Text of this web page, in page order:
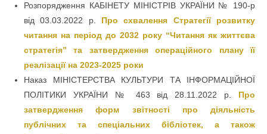
Розпорядження КАБІНЕТУ МІНІСТРІВ УКРАЇНИ № 190-р
від 03.03.2022 р. Про схвалення Стратегії розвитку
читання на період до 2032 року “Читання як життєва
стратегія” та затвердження операційного плану її
реалізації на 2023-2025 роки
Наказ МІНІСТЕРСТВА КУЛЬТУРИ ТА ІНФОРМАЦІЙНОЇ
ПОЛІТИКИ УКРАЇНИ № 463 від 28.11.2022 р. Про
затвердження форм звітності про діяльність
публічних та спеціальних бібліотек, а також